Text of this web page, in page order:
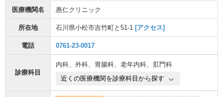
医療機関名 惠仁クリニック
所在地 石川県小松市吉竹町と51-1 [アクセス]
電話 0761-23-0017
診療科目
内科、 外科、 胃腸科、 老年内科、 肛門科
近くの医療機関を診療科目から探す